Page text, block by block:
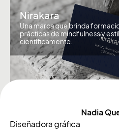
Nirakara
Una marca que brinda
prácticas de mindfulness y
científicamente.
Nadia
Diseñadora gráfica